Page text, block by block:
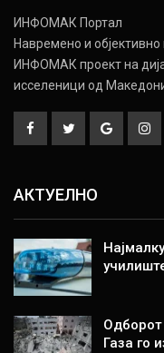
ИНФОМАК Портал
Навремено и
ИНФОМАК проект на
исселеници од
АКТУЕЛНО
Газа го